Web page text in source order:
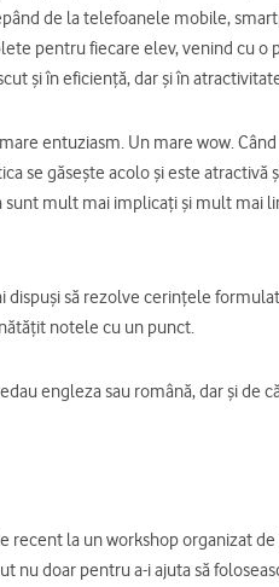
de la telefoanele mobile,
pentru fiecare elev, venind cu
și în eficiență, dar și în
entuziasm. Un mare wow.
se găsește acolo și este atractivă
mult mai implicați și mult mai
să rezolve cerințele
notele cu un punct.
engleza sau română, dar și de
recent la un workshop organizat de
nu doar pentru a-i ajuta să